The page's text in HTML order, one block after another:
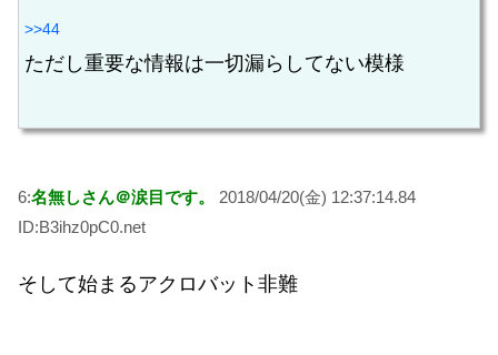
>>44
ただし重要な情報は一切漏らしてない模様
6:名無しさん＠涙目です。
2018/04/20(金) 12:37:14.84
ID:B3ihz0pC0.net
そして始まるアクロバット非難